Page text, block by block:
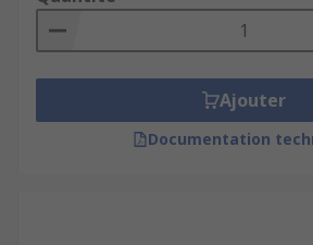
Ajouter
Documentation